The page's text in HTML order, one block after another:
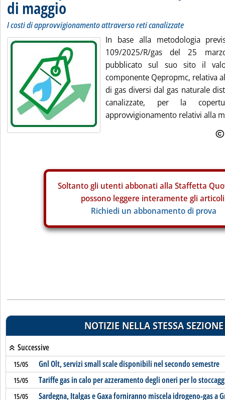
di maggio
I costi di approvvigionamento attraverso reti canalizzate
In base alla metodologia
109/2025/R/gas del 25
pubblicato sul suo sito il
componente Qepropmc, relativa
di gas diversi dal gas naturale
canalizzate, per la
approvvigionamento relativi alla
Soltanto gli utenti abbonati alla Staffetta
possono leggere interamente gli
Richiedi un abbonamento di prova
NOTIZIE NELLA STESSA SEZIONE
Successive
15/05 Gnl Olt, servizi small scale disponibili nel secondo semestre
15/05 Tariffe gas in calo per azzeramento degli oneri per lo
15/05 Sardegna, Italgas e Gaxa forniranno miscela idrogeno-gas a